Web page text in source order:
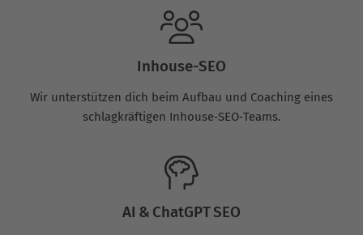
Inhouse-SEO
Wir unterstützen dich beim Aufbau und Coaching eines
schlagkräftigen Inhouse‑SEO‑Teams.
AI & ChatGPT SEO